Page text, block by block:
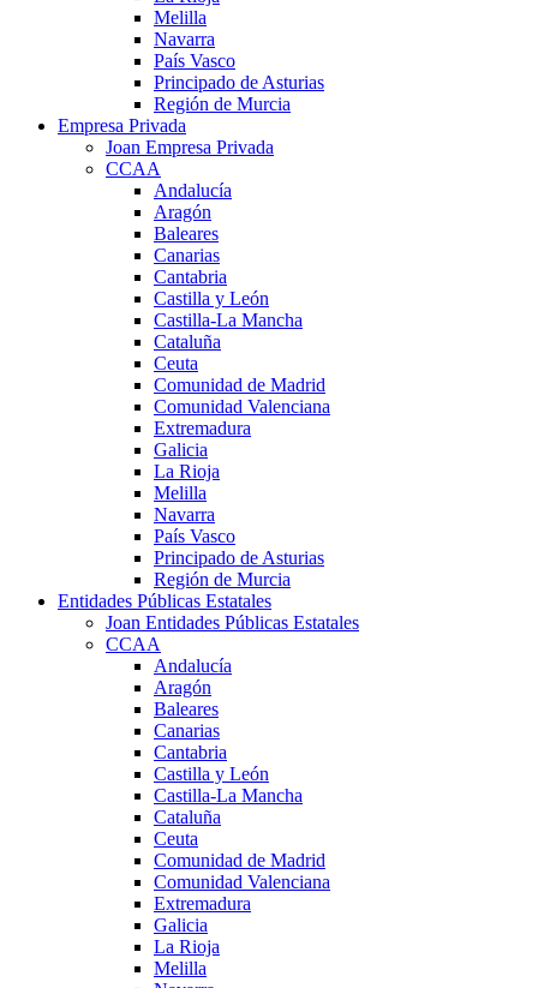
Melilla
Navarra
País Vasco
Principado de Asturias
Región de Murcia
Empresa Privada
Joan Empresa Privada
CCAA
Andalucía
Aragón
Baleares
Canarias
Cantabria
Castilla y León
Castilla-La Mancha
Cataluña
Ceuta
Comunidad de Madrid
Comunidad Valenciana
Extremadura
Galicia
La Rioja
Melilla
Navarra
País Vasco
Principado de Asturias
Región de Murcia
Entidades Públicas Estatales
Joan Entidades Públicas Estatales
CCAA
Andalucía
Aragón
Baleares
Canarias
Cantabria
Castilla y León
Castilla-La Mancha
Cataluña
Ceuta
Comunidad de Madrid
Comunidad Valenciana
Extremadura
Galicia
La Rioja
Melilla